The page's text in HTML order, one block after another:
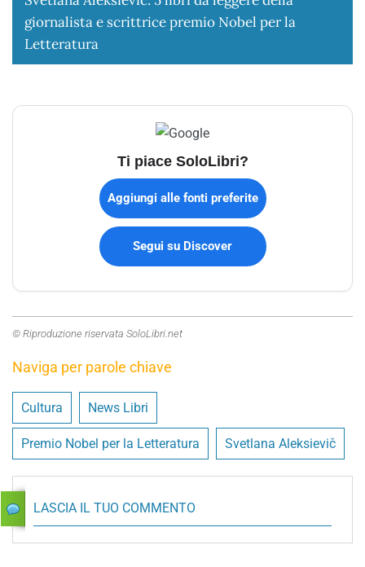
giornalista e scrittrice premio Nobel per la
Letteratura
Ti piace SoloLibri?
Aggiungi alle fonti preferite
Segui su Discover
© Riproduzione riservata SoloLibri.net
Naviga per parole chiave
Cultura News Libri
Premio Nobel per la Letteratura Svetlana Aleksievič
LASCIA IL TUO COMMENTO